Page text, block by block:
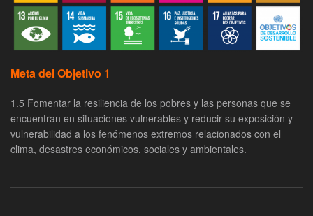
Meta del Objetivo 1
1.5 Fomentar la resiliencia de los pobres y las personas que se
encuentran en situaciones vulnerables y reducir su exposición y
vulnerabilidad a los fenómenos extremos relacionados con el
clima, desastres económicos, sociales y ambientales.